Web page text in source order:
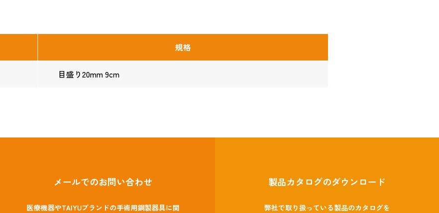
規格
目盛り20mm 9cm
メールでのお問い合わせ
医療機器やTAIYUブランドの手術用鋼製器具に関
製品カタログのダウンロード
弊社で取り扱っている製品のカタログを